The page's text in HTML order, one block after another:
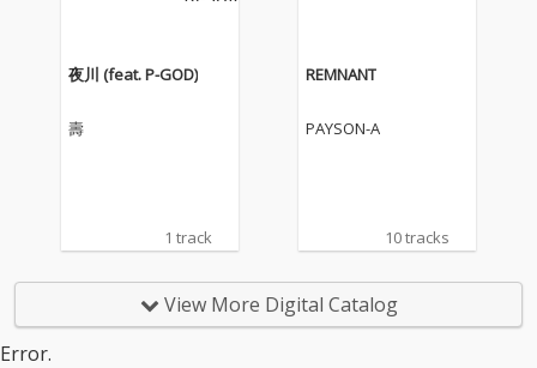
サポートしている。そ
して今年3月にリリー
WAXとの「Stay Rea
してる素晴らしい面々
r.Kanta & Atsushi Yagi
夜川 (feat. P-GOD)
壽
1 track
REMNANT
PAYSON-A
10 tracks
View More Digital Catalog
Error.